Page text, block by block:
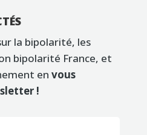
la bipolarité, les
bipolarité France, et
en vous
!